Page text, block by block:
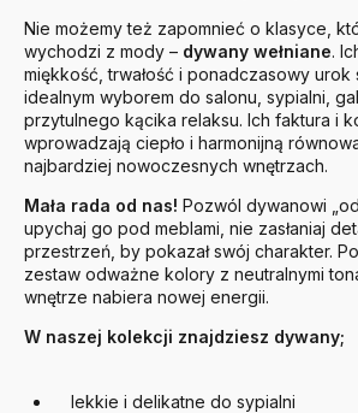
Nie możemy też zapomnieć o klasyce,
wychodzi z mody – dywany wełniane.
miękkość, trwałość i ponadczasowy urok
idealnym wyborem do salonu, sypialni,
przytulnego kącika relaksu. Ich faktura i
wprowadzają ciepło i harmonijną
najbardziej nowoczesnych wnętrzach.
Mała rada od nas! Pozwól dywanowi
upychaj go pod meblami, nie zasłaniaj
przestrzeń, by pokazał swój charakter.
zestaw odważne kolory z neutralnymi
wnętrze nabiera nowej energii.
W naszej kolekcji znajdziesz dywany;
lekkie i delikatne do sypialni